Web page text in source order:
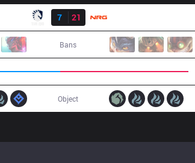
7
21
Bans
Object